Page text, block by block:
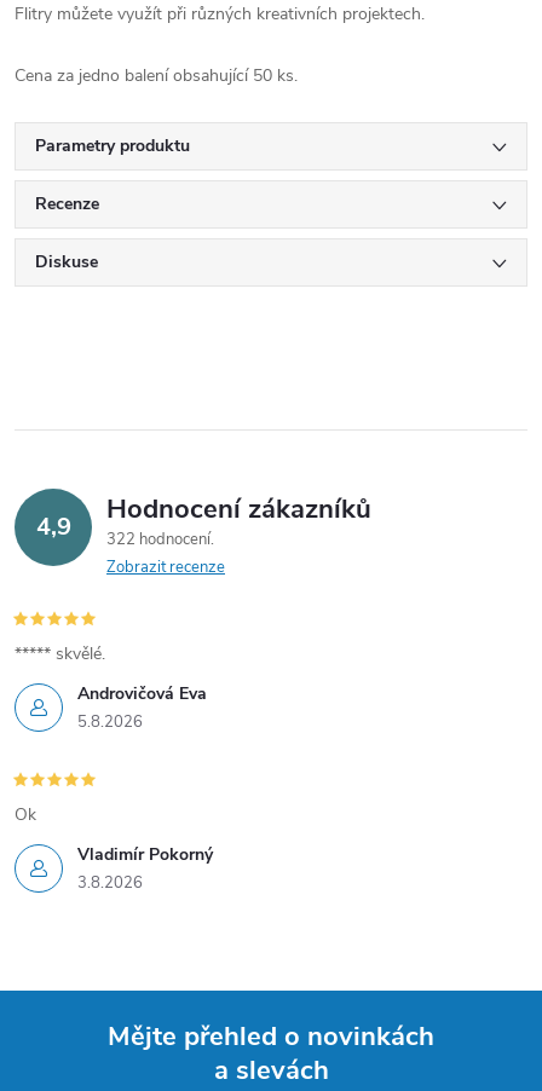
Flitry můžete využít při různých kreativních projektech.
Cena za jedno balení obsahující 50 ks.
Parametry produktu
Recenze
Diskuse
4,9 Hodnocení zákazníků
322 hodnocení
Zobrazit recenze
Androvičová Eva
5.8.2026
***** skvělé.
Vladimír Pokorný
3.8.2026
Ok
Mějte přehled o novinkách
a slevách